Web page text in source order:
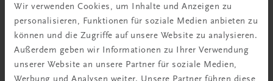
Wir verwenden Cookies, um Inhalte und Anzeigen zu
personalisieren, Funktionen für soziale Medien anbieten zu
können und die Zugriffe auf unsere Website zu analysieren.
Außerdem geben wir Informationen zu Ihrer Verwendung
unserer Website an unsere Partner für soziale Medien,
Werbung und Analysen weiter. Unsere Partner führen diese
Rabattcode erhalten
Newsletter abonnieren
& Versandkosten sparen
Jetzt anmelden